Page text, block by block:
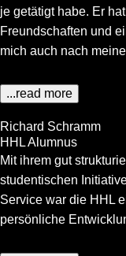
je getätigt habe. Er
Freundschaften und
mich auch nach
...read more
Richard Schramm
HHL Alumnus
Mit ihrem gut
studentischen
Service war die HHL
persönliche